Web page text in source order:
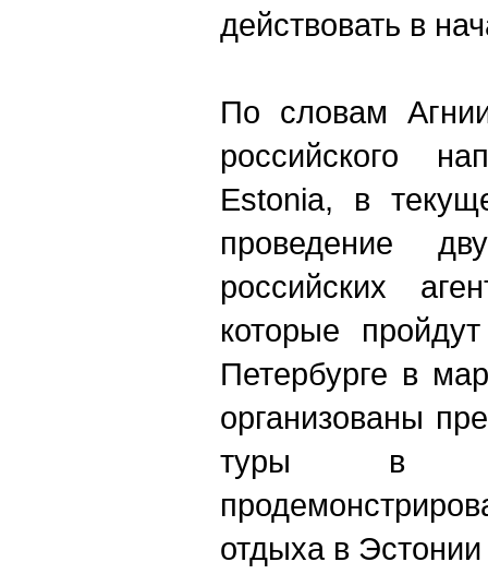
действовать в
По словам
российского
Estonia, в
проведение
российских
которые
Петербурге в
организованы
туры в
отдыха в